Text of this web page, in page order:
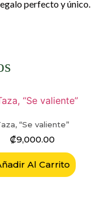
perfecto y único.
“Se valiente”
₡9,000.00
Al Carrito